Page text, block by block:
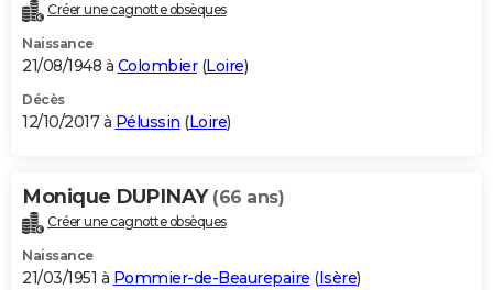
Créer une cagnotte obsèques
Naissance
21/08/1948 à Colombier(Loire)
Décès
12/10/2017 à Pélussin (Loire)
Monique DUPINAY (66 ans)
Créer une cagnotte obsèques
Naissance
21/03/1951 à Pommier-de-Beaurepaire (Isère)